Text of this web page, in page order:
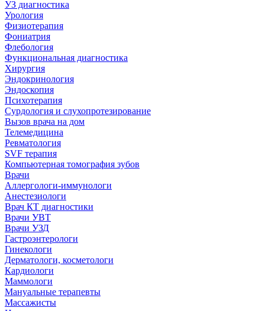
УЗ диагностика
Урология
Физиотерапия
Фониатрия
Флебология
Функциональная диагностика
Хирургия
Эндокринология
Эндоскопия
Психотерапия
Сурдология и слухопротезирование
Вызов врача на дом
Телемедицина
Ревматология
SVF терапия
Компьютерная томография зубов
Врачи
Аллергологи-иммунологи
Анестезиологи
Врач КТ диагностики
Врачи УВТ
Врачи УЗД
Гастроэнтерологи
Гинекологи
Дерматологи, косметологи
Кардиологи
Маммологи
Мануальные терапевты
Массажисты